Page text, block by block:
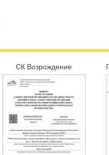
СК Возрождение